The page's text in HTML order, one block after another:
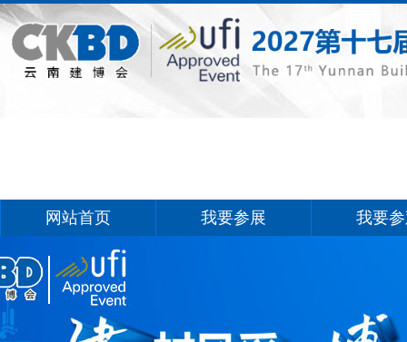
网站首页 我要参展 我要